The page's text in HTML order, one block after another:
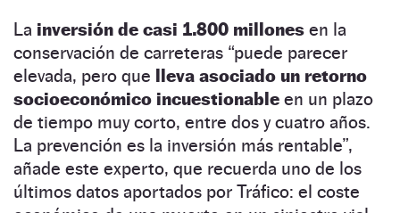
La inversión de casi 1.800 millones en la
conservación de carreteras “puede parecer
elevada, pero que lleva asociado un retorno
socioeconómico incuestionable en un plazo
de tiempo muy corto, entre dos y cuatro años.
La prevención es la inversión más rentable”,
añade este experto, que recuerda uno de los
últimos datos aportados por Tráfico: el coste